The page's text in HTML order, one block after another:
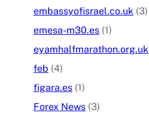
embassyofisrael.co.uk (3)
emesa-m30.es (1)
eyamhalfmarathon.org.uk
feb (4)
figara.es (1)
Forex News (3)